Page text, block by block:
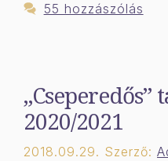
55 hozzászólás
2020/2021
2018.09.29. Szerző: